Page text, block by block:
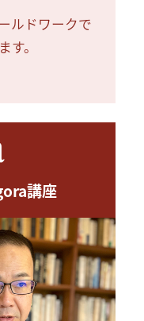
ルドワークで
。
講座